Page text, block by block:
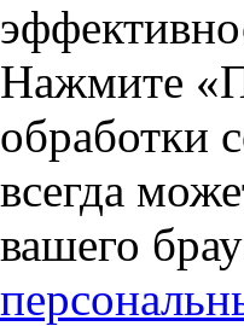
Нажмите
обработки
всегда
вашего